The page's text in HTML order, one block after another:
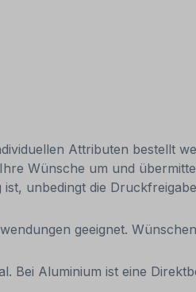
Attributen bestellt
Wünsche um und
unbedingt die
geeignet.
Bei Aluminium ist eine